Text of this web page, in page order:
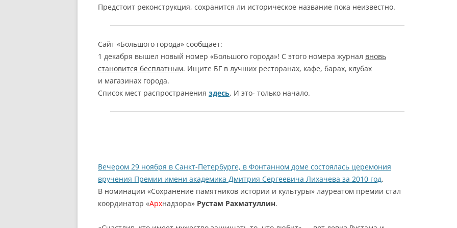
Предстоит реконструкция, сохранится ли историческое название пока неизвестно.
Сайт «Большого города» сообщает:
1 декабря вышел новый номер «Большого города»! С этого номера журнал вновь
становится бесплатным. Ищите БГ в лучших ресторанах, кафе, барах, клубах
и магазинах города.
Список мест распространения здесь. И это- только начало.
Вечером 29 ноября в Санкт-Петербурге, в Фонтанном доме состоялась церемония
вручения Премии имени академика Дмитрия Сергеевича Лихачева за 2010 год.
В номинации «Сохранение памятников истории и культуры» лауреатом премии стал
координатор «Архнадзора» Рустам Рахматуллин.